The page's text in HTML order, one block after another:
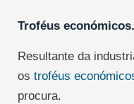
Troféus económicos.
Resultante da
os troféus
procura.